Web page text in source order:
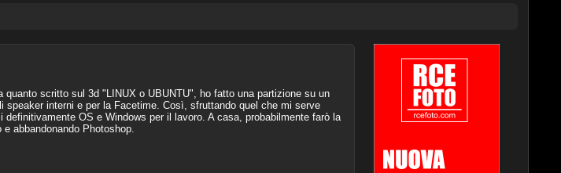
scritto sul 3d "LINUX o UBUNTU", ho fatto una partizione su un
interni e per la Facetime. Così, sfruttando quel che mi serve
OS e Windows per il lavoro. A casa, probabilmente farò la
abbandonando Photoshop.